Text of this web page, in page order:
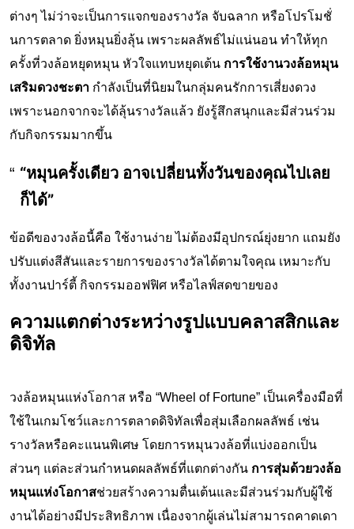
ต่างๆ ไม่ว่าจะเป็นการแจกของรางวัล จับฉลาก หรือโปรโมชั่
นการตลาด ยิ่งหมุนยิ่งลุ้น เพราะผลลัพธ์ไม่แน่นอน ทำให้ทุก
ครั้งที่วงล้อหยุดหมุน หัวใจแทบหยุดเต้น การใช้งานวงล้อหมุน
เสริมดวงชะตา กำลังเป็นที่นิยมในกลุ่มคนรักการเสี่ยงดวง
เพราะนอกจากจะได้ลุ้นรางวัลแล้ว ยังรู้สึกสนุกและมีส่วนร่วม
กับกิจกรรมมากขึ้น
“หมุนครั้งเดียว อาจเปลี่ยนทั้งวันของคุณไปเลย
ก็ได้”
ข้อดีของวงล้อนี้คือ ใช้งานง่าย ไม่ต้องมีอุปกรณ์ยุ่งยาก แถมยัง
ปรับแต่งสีสันและรายการของรางวัลได้ตามใจคุณ เหมาะกับ
ทั้งงานปาร์ตี้ กิจกรรมออฟฟิศ หรือไลฟ์สดขายของ
ความแตกต่างระหว่างรูปแบบคลาสสิกและ
ดิจิทัล
วงล้อหมุนแห่งโอกาส หรือ “Wheel of Fortune” เป็นเครื่องมือที่
ใช้ในเกมโชว์และการตลาดดิจิทัลเพื่อสุ่มเลือกผลลัพธ์ เช่น
รางวัลหรือคะแนนพิเศษ โดยการหมุนวงล้อที่แบ่งออกเป็น
ส่วนๆ แต่ละส่วนกำหนดผลลัพธ์ที่แตกต่างกัน การสุ่มด้วยวงล้อ
หมุนแห่งโอกาสช่วยสร้างความตื่นเต้นและมีส่วนร่วมกับผู้ใช้
งานได้อย่างมีประสิทธิภาพ เนื่องจากผู้เล่นไม่สามารถคาดเดา